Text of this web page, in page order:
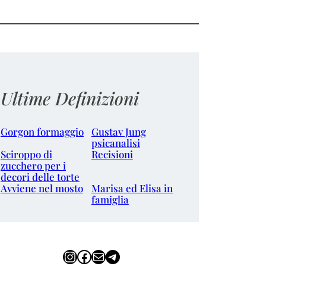
Ultime Definizioni
Gorgon formaggio Gustav Jung
psicanalisi
Sciroppo di
zucchero per i
decori delle torte
Recisioni
Avviene nel mosto
Marisa ed Elisa in
famiglia
InstagramFacebook Email Telegram